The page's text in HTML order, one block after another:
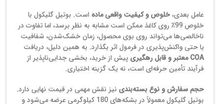
عامل بعدی، خلوص و کیفیت واقعی ماده است. بوتیل گلیکول با
خلوص 99٪ روی کاغذ ممکن است مشابه به نظر برسد، اما تفاوت در
ناخالصی‌ها می‌تواند روی بوی محصول، زمان خشک‌شدن، شفافیت
یا حتی واکنش‌پذیری در فرمول اثر بگذارد. به همین دلیل، دریافت
COA معتبر و قابل رهگیری
پیش از خرید، بخشی جدایی‌ناپذیر از
فرآیند تأمین حرفه‌ای است، نه یک گزینه اختیاری.
حجم سفارش و نوع بسته‌بندی نیز نقش مهمی در قیمت نهایی دارد.
بوتیل گلیکول معمولاً در بشکه‌های 180 کیلوگرمی عرضه می‌شود و